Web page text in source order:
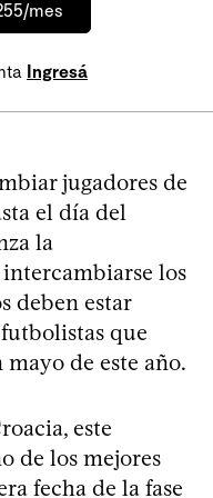
mes
Ingresá
jugadores de
el día del
la
los
deben estar
que
de este año.
este
de los mejores
fecha de la fase